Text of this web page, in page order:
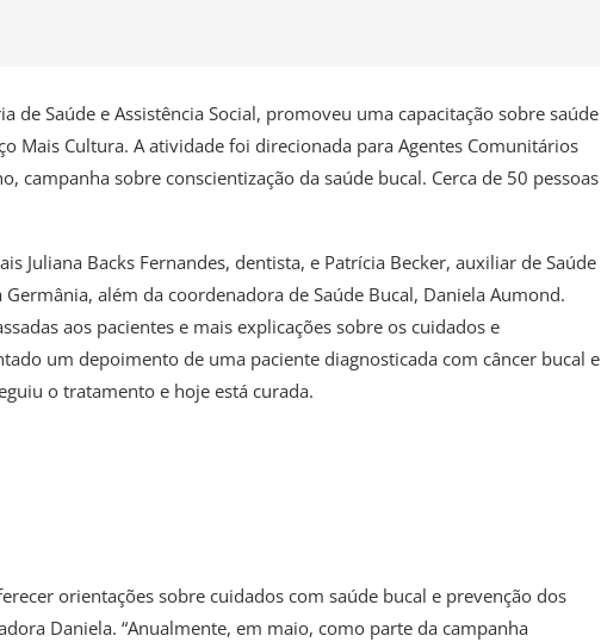
de Saúde e Assistência Social, promoveu uma capacitação sobre saúde
Mais Cultura. A atividade foi direcionada para Agentes Comunitários
campanha sobre conscientização da saúde bucal. Cerca de 50 pessoas
Juliana Backs Fernandes, dentista, e Patrícia Becker, auxiliar de Saúde
além da coordenadora de Saúde Bucal, Daniela Aumond.
aos pacientes e mais explicações sobre os cuidados e
um depoimento de uma paciente diagnosticada com câncer bucal e
o tratamento e hoje está curada.
orientações sobre cuidados com saúde bucal e prevenção dos
Daniela. “Anualmente, em maio, como parte da campanha